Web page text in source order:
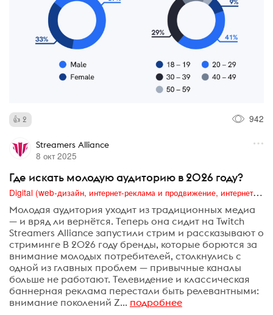
2 942
Streamers Alliance
8 окт 2025
Где искать молодую аудиторию в 2026 году?
Digital (web-дизайн, интернет-реклама и продвижение, интернет-сообщества и блоги, интернет-коммуникации, мобильный маркетинг, реклама на цифровых экранах)
Молодая аудитория уходит из традиционных медиа
— и вряд ли вернётся. Теперь она сидит на Twitch
Streamers Alliance запустили стрим и рассказывают о
стриминге В 2026 году бренды, которые борются за
внимание молодых потребителей, столкнулись с
одной из главных проблем — привычные каналы
больше не работают. Телевидение и классическая
баннерная реклама перестали быть релевантными:
внимание поколений Z... подробнее